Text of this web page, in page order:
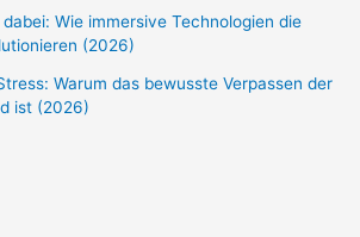
Wie immersive Technologien die
(2026)
Warum das bewusste Verpassen der
ist (2026)